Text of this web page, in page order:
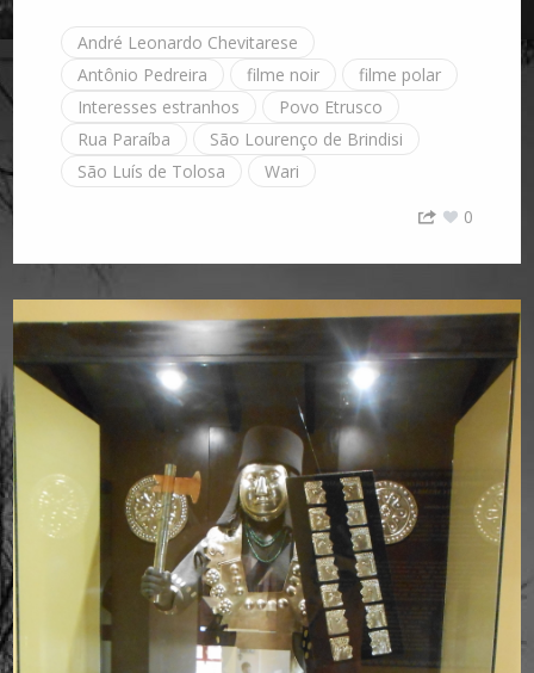
André Leonardo Chevitarese
Antônio Pedreira
filme noir
filme polar
Interesses estranhos
Povo Etrusco
Rua Paraíba
São Lourenço de Brindisi
São Luís de Tolosa
Wari
0